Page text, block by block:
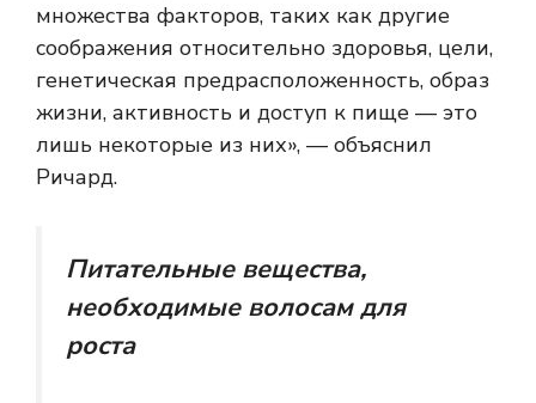
множества факторов, таких как другие
соображения относительно здоровья, цели,
генетическая предрасположенность, образ
жизни, активность и доступ к пище — это
лишь некоторые из них», — объяснил
Ричард.
Питательные вещества,
необходимые волосам для
роста